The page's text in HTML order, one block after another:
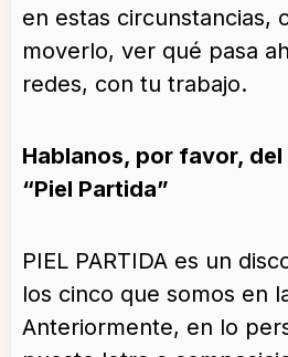
en estas circunstancias,
moverlo, ver qué pasa
redes, con tu trabajo.
Hablanos, por favor,
“Piel Partida”
PIEL PARTIDA es un
los cinco que somos en
Anteriormente, en lo